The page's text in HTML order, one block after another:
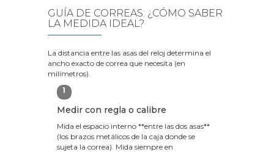
GUÍA DE CORREAS: ¿CÓMO SABER
LA MEDIDA IDEAL?
La distancia entre las asas del reloj determina el
ancho exacto de correa que necesita (en
milímetros).
1
Medir con regla o calibre
Mida el espacio interno **entre las dos asas**
(los brazos metálicos de la caja donde se
sujeta la correa). Mida siempre en